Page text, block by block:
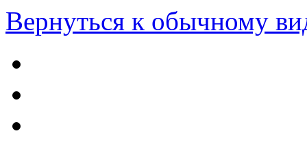
Вернуться к обычному